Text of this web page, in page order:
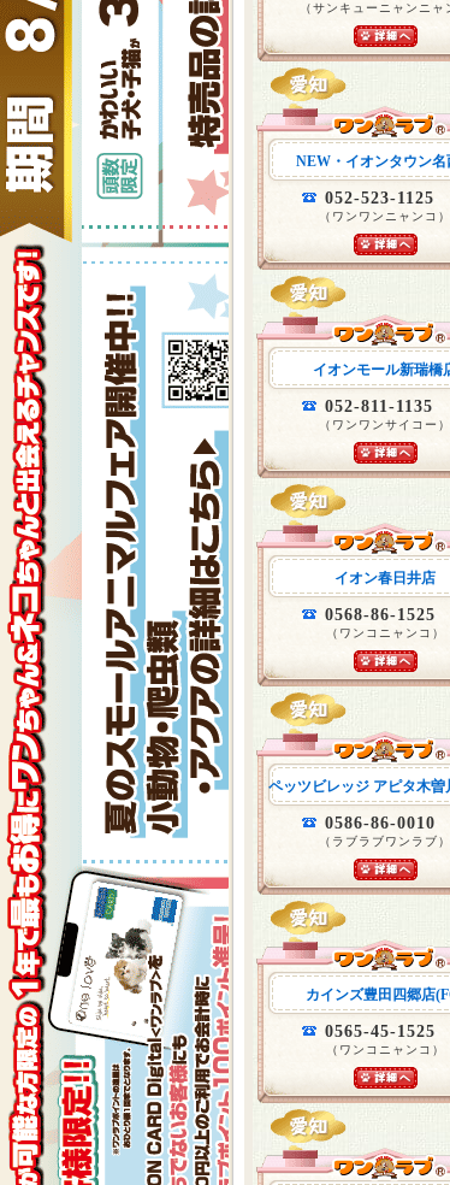
（サンキューニャンニャ
NEW・イオンタウン名
052-523-1125
（ワンワンニャンコ）
イオンモール新瑞橋
052-811-1135
（ワンワンサイコー）
イオン春日井店
0568-86-1525
（ワンコニャンコ）
ペッツビレッジ アピタ木曽
0586-86-0010
（ラブラブワンラブ）
カインズ豊田四郷店
0565-45-1525
（ワンコニャンコ）